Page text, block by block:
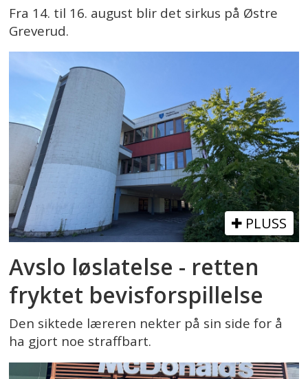
Fra 14. til 16. august blir det sirkus på Østre
Greverud.
PLUSS
Avslo løslatelse - retten
fryktet bevisforspillelse
Den siktede læreren nekter på sin side for å
ha gjort noe straffbart.